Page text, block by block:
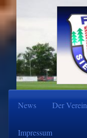
News Der Verein
Impressum